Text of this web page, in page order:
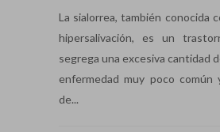
La sialorrea, también conocida
hipersalivación, es un
segrega una excesiva cantidad
enfermedad muy poco común
de...